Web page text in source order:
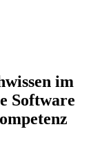
im
Software